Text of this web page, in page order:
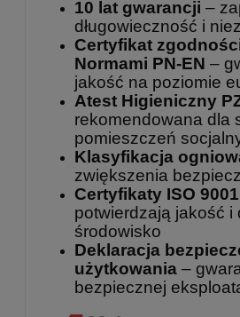
10 lat gwarancji –
długowieczność i
Certyfikat
Normami PN-EN –
jakość na poziomie
Atest Higieniczny
rekomendowana dla
pomieszczeń
Klasyfikacja
zwiększenia
Certyfikaty ISO
potwierdzają jakość i
środowisko
Deklaracja
użytkowania –
bezpiecznej